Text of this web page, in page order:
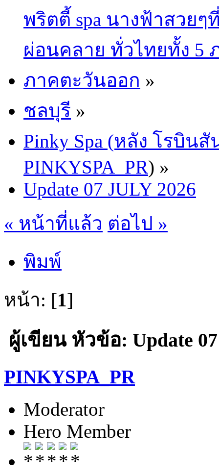
พริตตี้ spa นางฟ้าสวย
ผ่อนคลาย ทั่วไทยทั้ง 5
ภาคตะวันออก »
ชลบุรี »
Pinky Spa (หลัง โรบิน
PINKYSPA_PR) »
Update 07 JULY 2026
« หน้าที่แล้ว ต่อไป »
พิมพ์
หน้า: [1]
ผู้เขียนหัวข้อ: Update
PINKYSPA_PR
Moderator
Hero Member